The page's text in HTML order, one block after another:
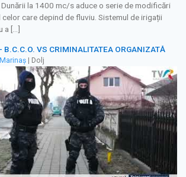
la 1400 mc/s aduce o serie de modificări
care depind de fluviu. Sistemul de irigații
a […]
B.C.C.O. VS CRIMINALITATEA ORGANIZATĂ
| Dolj